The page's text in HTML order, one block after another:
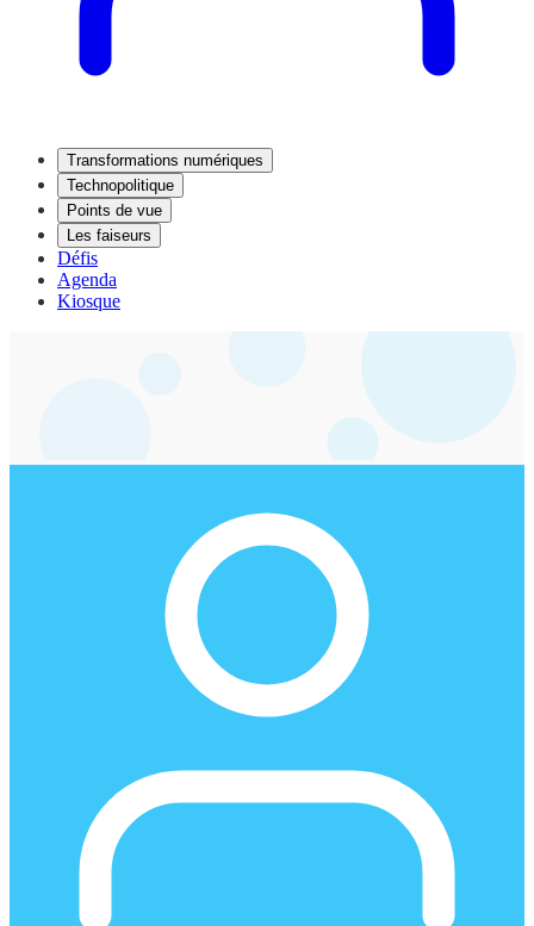
Transformations numériques
Technopolitique
Points de vue
Les faiseurs
Défis
Agenda
Kiosque